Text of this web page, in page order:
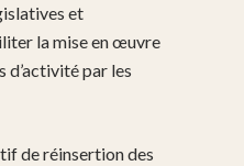
et
la mise en œuvre
par les
de réinsertion des